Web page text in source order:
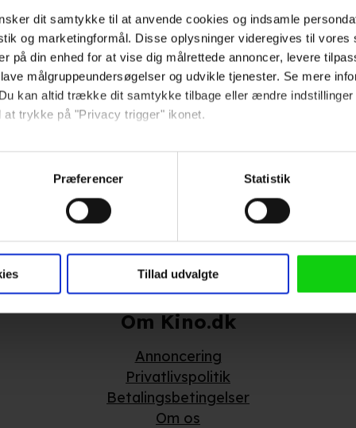
dit samtykke til at anvende cookies og indsamle
og marketingformål. Disse oplysninger videregives til vores
på din enhed for at vise dig målrettede annoncer, levere
målgruppeundersøgelser og udvikle tjenester. Se mere
kan altid trække dit samtykke tilbage eller ændre
at trykke på "Privacy trigger" ikonet.
gerne:
om din placering, der kan være nøjagtig inden for få
cookies og indsamle persondata om IP-adresse, ID
videregives til vores samarbejdspartnere, der opbevarer
annoncer, levere tilpasset indhold, foretage annonce- og
Se mere information under indstillinger og i
om din placering, der kan være nøjagtig inden for få meter
på en scanning af dens unikke karakteristika (fingerprinting)
Præferencer Statistik
Tillad udvalgte
2025
menneskelige antenne 2022
Hold dig opdateret
Send
Ved tilmelding accepterer jeg
samtidig Kino.dks
Markedsføringssamtykke
Om Kino.dk
Annoncering
Privatlivspolitik
Betalingsbetingelser
Om os